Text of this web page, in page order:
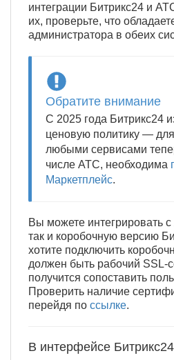
интеграции Битрикс24 и
их, проверьте, что
администратора в обеих
Обратите внимание
С 2025 года Битрикс24
ценовую политику —
любыми сервисами
числе АТС, необходима
Маркетплейс.
Вы можете интегрировать
так и коробочную версию
хотите подключить
должен быть рабочий SSL-
получится сопоставить
Проверить наличие
перейдя по ссылке.
В интерфейсе Битрикс24